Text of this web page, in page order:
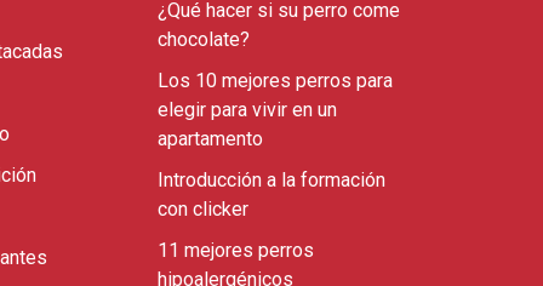
¿Qué hacer si su perro come
chocolate?
Los 10 mejores perros para
elegir para vivir en un
apartamento
Introducción a la formación
con clicker
11 mejores perros
hipoalergénicos